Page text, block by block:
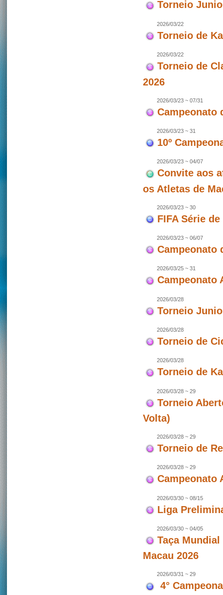
Torneio
2026/03/22
Torneio de
2026/03/22
Torneio de
2026
2026/03/23 ~ 07/31
Campeonato
2026/03/23 ~ 31
10º
2026/03/23 ~ 04/07
Convite aos
os Atletas de
2026/03/23 ~ 30
FIFA Série
2026/03/23 ~ 06/07
Campeonato
2026/03/25 ~ 31
Campeonato
2026/03/28
Torneio
2026/03/28
Torneio de
2026/03/28
Torneio de
2026/03/28 ~ 29
Torneio
Volta)
2026/03/28 ~ 29
Torneio de
2026/03/28 ~ 29
Campeonato
2026/03/30 ~ 08/15
Liga
2026/03/30 ~ 04/05
Taça
Macau 2026
2026/03/31 ~ 29
4°